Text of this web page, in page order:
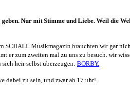
geben. Nur mit Stimme und Liebe. Weil die
SCHALL Musikmagazin brauchten wir gar
er zum zweiten mal zu uns zu besuch. wir
heir selbst überzeugen: BORBY.
dabei zu sein, und zwar ab 17 uhr!